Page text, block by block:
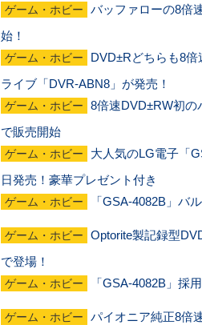
ゲーム・ホビー
バッファローの8倍
始！
ゲーム・ホビー
DVD±Rどちらも8
ライブ「DVR-ABN8」が発売！
ゲーム・ホビー
8倍速DVD±RW初の
で販売開始
ゲーム・ホビー
大人気のLG電子「
日発売！豪華プレゼント付き
ゲーム・ホビー 「GSA-4082B」バ
ゲーム・ホビー
Optorite製記録型
で登場！
ゲーム・ホビー 「GSA-4082B」採
ゲーム・ホビー
パイオニア純正8倍